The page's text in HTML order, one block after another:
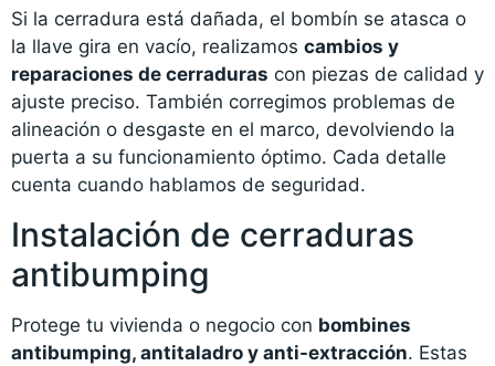
Si la cerradura está dañada, el bombín se atasca o
la llave gira en vacío, realizamos cambios y
reparaciones de cerraduras con piezas de calidad y
ajuste preciso. También corregimos problemas de
alineación o desgaste en el marco, devolviendo la
puerta a su funcionamiento óptimo. Cada detalle
cuenta cuando hablamos de seguridad.
Instalación de cerraduras
antibumping
Protege tu vivienda o negocio con bombines
antibumping, antitaladro y anti-extracción. Estas